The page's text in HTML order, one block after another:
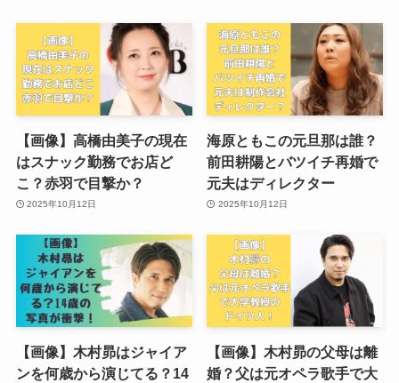
【画像】高橋由美子の現在
はスナック勤務でお店ど
こ？赤羽で目撃か？
2025年10月12日
海原ともこの元旦那は誰？
前田耕陽とバツイチ再婚で
元夫はディレクター
2025年10月12日
【画像】木村昴はジャイア
ンを何歳から演じてる？14
【画像】木村昴の父母は離
婚？父は元オペラ歌手で大